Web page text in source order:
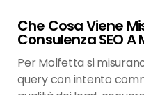
Che Cosa Viene
Consulenza SEO
Per Molfetta si
query con intento